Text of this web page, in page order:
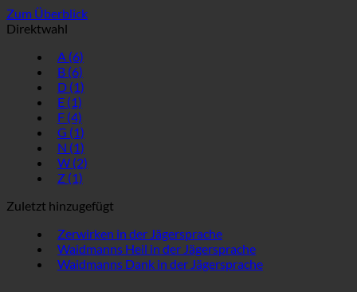
Zum Überblick
Direktwahl
A (6)
B (6)
D (1)
E (1)
F (4)
G (1)
N (1)
W (2)
Z (1)
Zuletzt hinzugefügt
Zerwirken in der Jägersprache
Waidmanns Heil in der Jägersprache
Waidmanns Dank in der Jägersprache